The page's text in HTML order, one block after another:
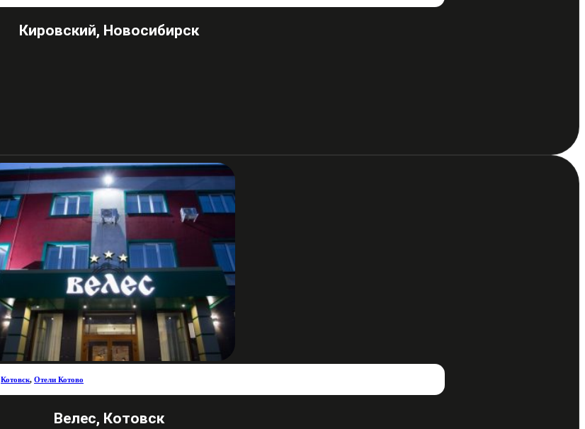
Кировский, Новосибирск
Котовск,Отели Котово
Велес, Котовск